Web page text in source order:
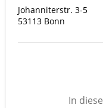
Johanniterstr. 3-5
53113 Bonn
In